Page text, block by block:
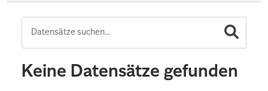
Keine Datensätze gefunden